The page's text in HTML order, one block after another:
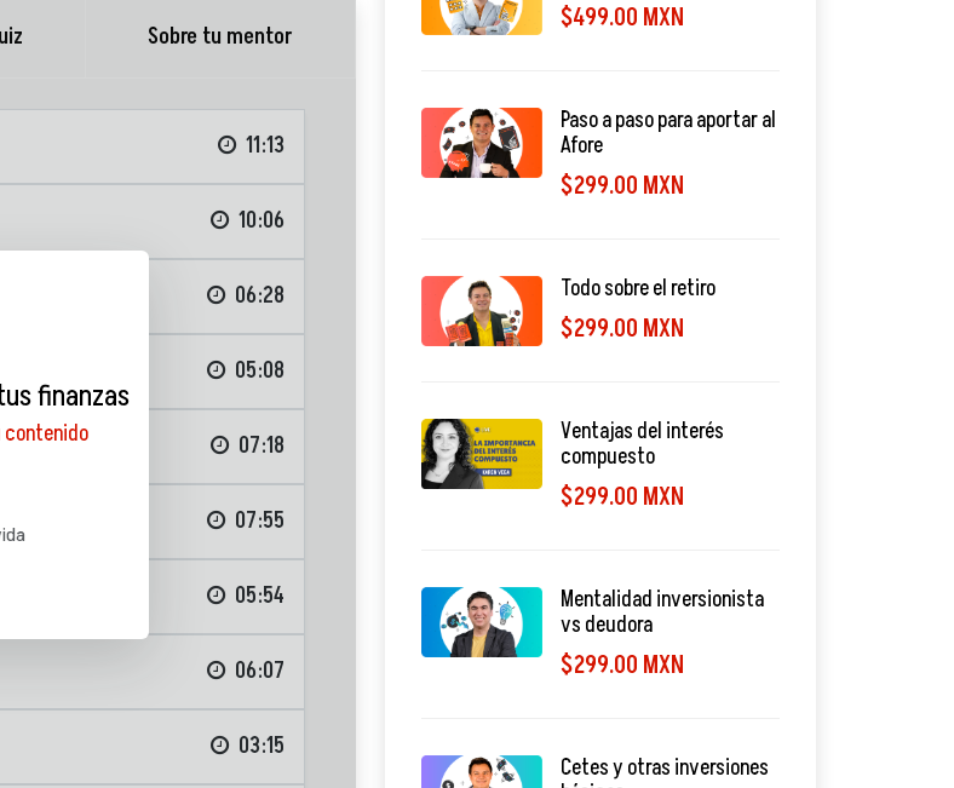
Sobre tu mentor
11:13
10:06
06:28
05:08
07:18
07:55
05:54
06:07
03:15
finanzas
contenido
$499.00 MXN
Paso a paso para aportar al
Afore
$299.00 MXN
Todo sobre el retiro
$299.00 MXN
Ventajas del interés
compuesto
$299.00 MXN
Mentalidad inversionista
vs deudora
$299.00 MXN
Cetes y otras inversiones